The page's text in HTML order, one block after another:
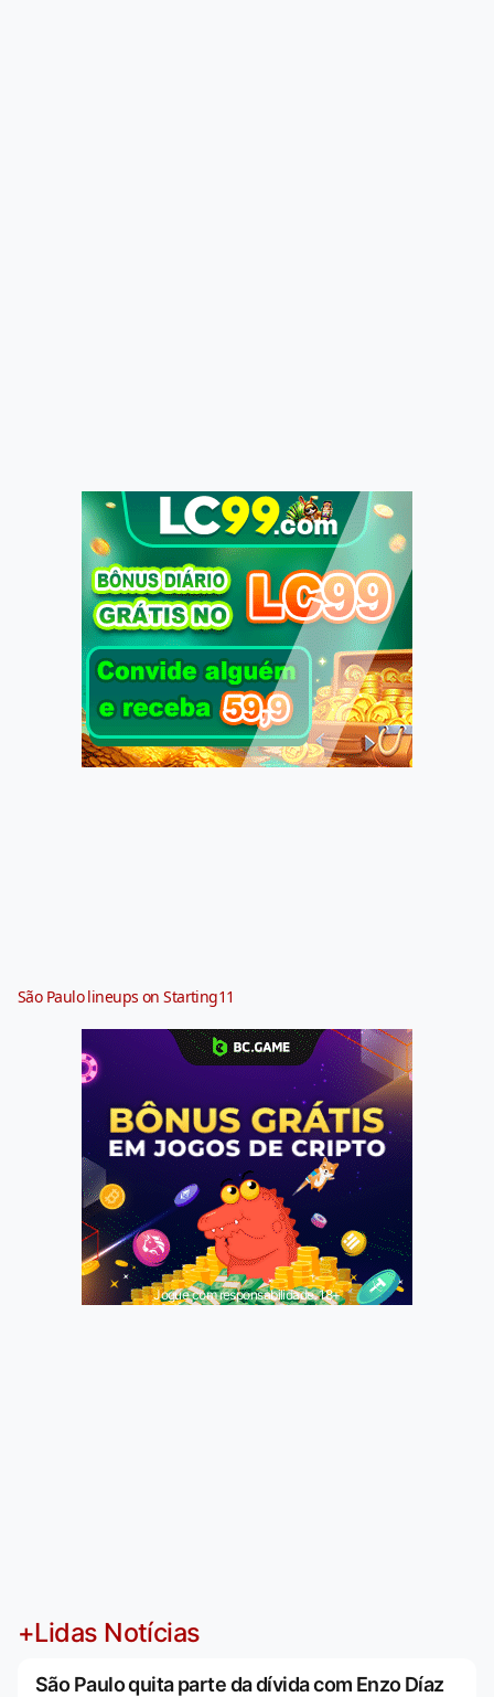
São Paulo lineups on Starting11
Jogue com responsabilidade. 18+
+Lidas Notícias
São Paulo quita parte da dívida com Enzo Díaz